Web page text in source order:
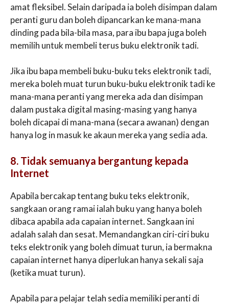
amat fleksibel. Selain daripada ia boleh disimpan dalam
peranti guru dan boleh dipancarkan ke mana-mana
dinding pada bila-bila masa, para ibu bapa juga boleh
memilih untuk membeli terus buku elektronik tadi.
Jika ibu bapa membeli buku-buku teks elektronik tadi,
mereka boleh muat turun buku-buku elektronik tadi ke
mana-mana peranti yang mereka ada dan disimpan
dalam pustaka digital masing-masing yang hanya
boleh dicapai di mana-mana (secara awanan) dengan
hanya log in masuk ke akaun mereka yang sedia ada.
8. Tidak semuanya bergantung kepada
Internet
Apabila bercakap tentang buku teks elektronik,
sangkaan orang ramai ialah buku yang hanya boleh
dibaca apabila ada capaian internet. Sangkaan ini
adalah salah dan sesat. Memandangkan ciri-ciri buku
teks elektronik yang boleh dimuat turun, ia bermakna
capaian internet hanya diperlukan hanya sekali saja
(ketika muat turun).
Apabila para pelajar telah sedia memiliki peranti di